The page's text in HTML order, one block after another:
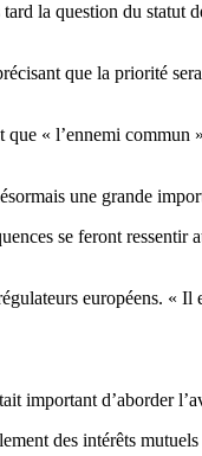
la question du statut
que la priorité
« l’ennemi commun
une grande
se feront
européens. « Il
important d’aborder
des intérêts